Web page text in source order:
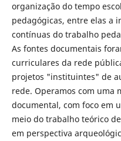
organização do tempo
pedagógicas, entre elas a
contínuas do trabalho
As fontes documentais
curriculares da rede
projetos "instituintes" de
rede. Operamos com uma
documental, com foco em
meio do trabalho teórico
em perspectiva